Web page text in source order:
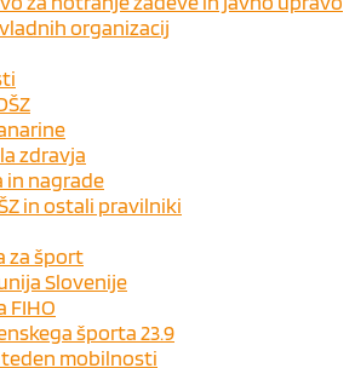
organizacij
zdravja
in nagrade
in ostali pravilniki
za šport
Slovenije
FIHO
športa 23.9
mobilnosti